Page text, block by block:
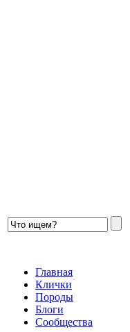
Главная
Клички
Породы
Блоги
Сообщества